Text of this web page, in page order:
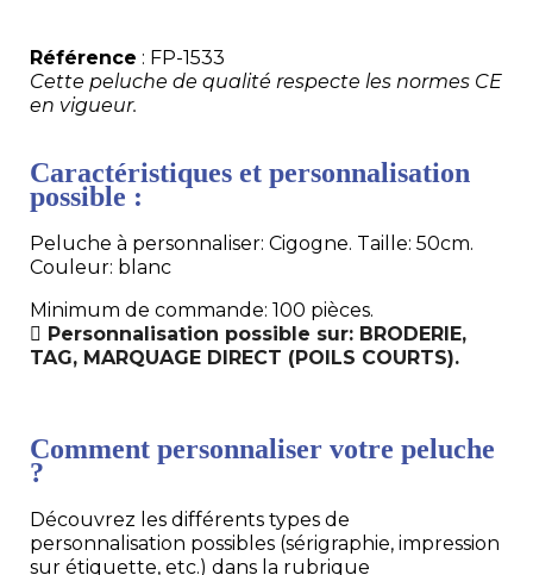
Référence : FP-1533
Cette peluche de qualité respecte les normes CE
en vigueur.
Caractéristiques et personnalisation
possible :
Peluche à personnaliser: Cigogne. Taille: 50cm.
Couleur: blanc
Minimum de commande: 100 pièces.
Personnalisation possible sur: BRODERIE,
TAG, MARQUAGE DIRECT (POILS COURTS).
Comment personnaliser votre peluche
?
Découvrez les différents types de
personnalisation possibles (sérigraphie, impression
sur étiquette, etc.) dans la rubrique